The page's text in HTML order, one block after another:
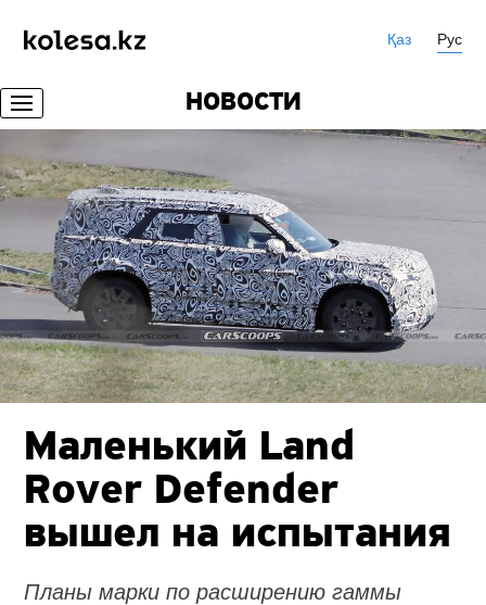
Қаз Рус
НОВОСТИ
Маленький Land
Rover Defender
вышел на испытания
Планы марки по расширению гаммы